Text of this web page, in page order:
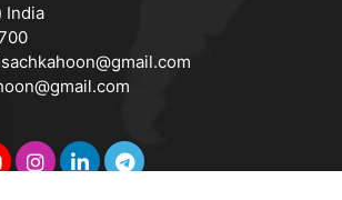
India